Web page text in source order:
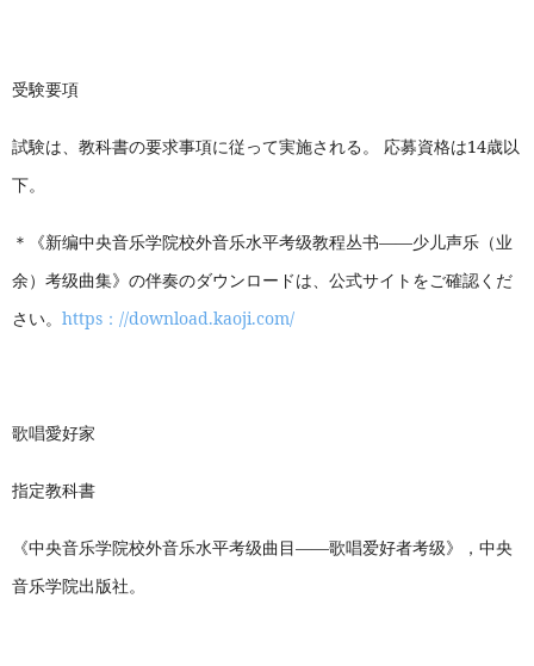
受験要項
試験は、教科書の要求事項に従って実施される。 応募資格は14歳以
下。
＊《新编中央音乐学院校外音乐水平考级教程丛书——少儿声乐（业
余）考级曲集》の伴奏のダウンロードは、公式サイトをご確認くだ
さい。 https ： //download.kaoji.com/
歌唱愛好家
指定教科書
《中央音乐学院校外音乐水平考级曲目——歌唱爱好者考级》，中央
音乐学院出版社。